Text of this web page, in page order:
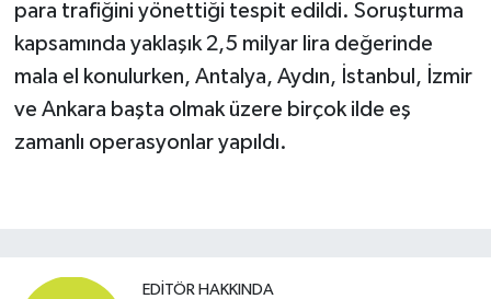
para trafiğini yönettiği tespit edildi. Soruşturma
kapsamında yaklaşık 2,5 milyar lira değerinde
mala el konulurken, Antalya, Aydın, İstanbul, İzmir
ve Ankara başta olmak üzere birçok ilde eş
zamanlı operasyonlar yapıldı.
EDITÖR HAKKINDA